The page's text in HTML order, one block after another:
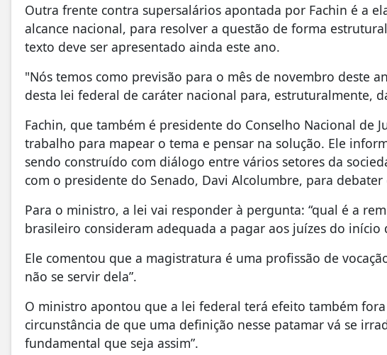
Outra frente contra supersalários apontada por Fachin é a
alcance nacional, para resolver a questão de forma
texto deve ser apresentado ainda este ano.
"Nós temos como previsão para o mês de novembro deste
desta lei federal de caráter nacional para, estruturalmente,
Fachin, que também é presidente do Conselho Nacional de
trabalho para mapear o tema e pensar na solução. Ele
sendo construído com diálogo entre vários setores da
com o presidente do Senado, Davi Alcolumbre, para debater
Para o ministro, a lei vai responder à pergunta: “qual é a
brasileiro consideram adequada a pagar aos juízes do início
Ele comentou que a magistratura é uma profissão de
não se servir dela”.
O ministro apontou que a lei federal terá efeito também fora
circunstância de que uma definição nesse patamar vá se
fundamental que seja assim”.